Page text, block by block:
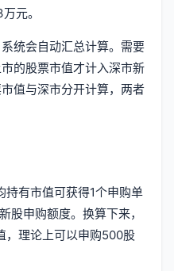
元。
统会自动汇总计算。需要
的股票市值才计入深市新
值与深市分开计算，两者
有市值可获得1个申购单
股申购额度。换算下来，
，理论上可以申购500股